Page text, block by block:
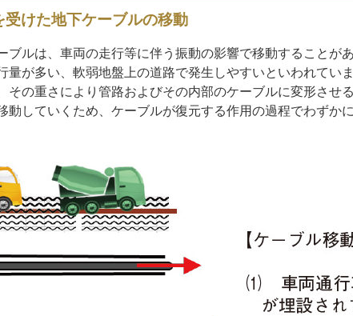
けた地下ケーブルの移動
ブルは、車両の走行等に伴う振動の影響で移動することが
量が多い、軟弱地盤上の道路で発生しやすいといわれてい
その重さにより管路およびその内部のケーブルに変形させ
動していくため、ケーブルが復元する作用の過程でわずか